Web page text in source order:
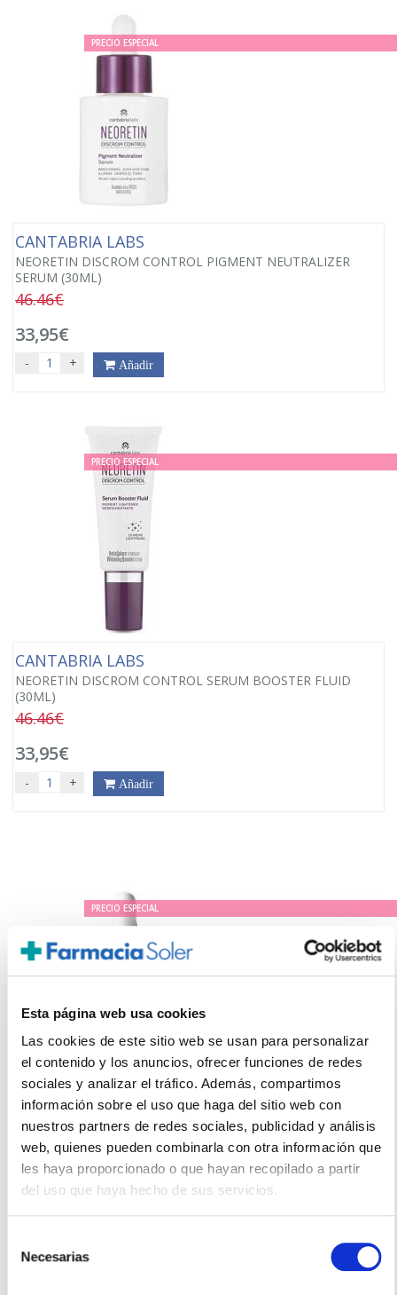
Esta página web usa cookies
Las cookies de este sitio web se usan para personalizar
el contenido y los anuncios, ofrecer funciones de redes
sociales y analizar el tráfico. Además, compartimos
información sobre el uso que haga del sitio web con
nuestros partners de redes sociales, publicidad y análisis
web, quienes pueden combinarla con otra información que
les haya proporcionado o que hayan recopilado a partir
del uso que haya hecho de sus servicios.
Necesarias
PRECIO ESPECIAL
CANTABRIA LABS
NEORETIN DISCROM CONTROL PIGMENT NEUTRALIZER
SERUM (30ML)
46.46€
33,95€
- + Añadir
PRECIO ESPECIAL
CANTABRIA LABS
NEORETIN DISCROM CONTROL SERUM BOOSTER FLUID
(30ML)
46.46€
33,95€
- + Añadir
PRECIO ESPECIAL
CANTABRIA LABS
NEORETIN DISCROM CONTROL SERUM CONCENTRADO
(30ML)
53.05€
38,80€